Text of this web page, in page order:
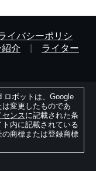
イバシーポリシ
介
ライター
ロボットは、Google
変更したものであ
センスに記載された条
内に記載されている
商標または登録商標